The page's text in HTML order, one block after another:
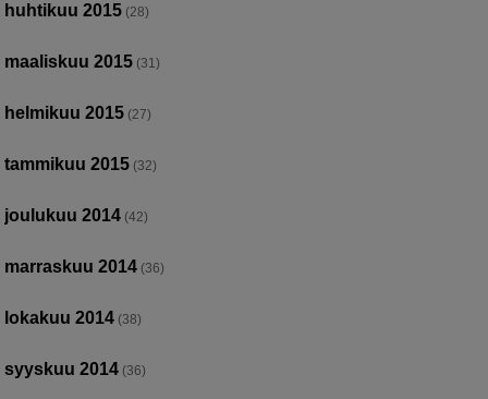
huhtikuu 2015 (28)
maaliskuu 2015 (31)
helmikuu 2015 (27)
tammikuu 2015 (32)
joulukuu 2014 (42)
marraskuu 2014 (36)
lokakuu 2014 (38)
syyskuu 2014 (36)